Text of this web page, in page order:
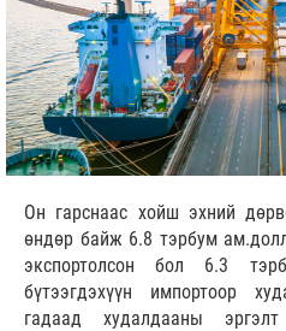
Он гарснаас хойш эхний
өндөр байж 6.8 тэрбум
экспортолсон бол 6.3
бүтээгдэхүүн импортоор
гадаад худалдааны